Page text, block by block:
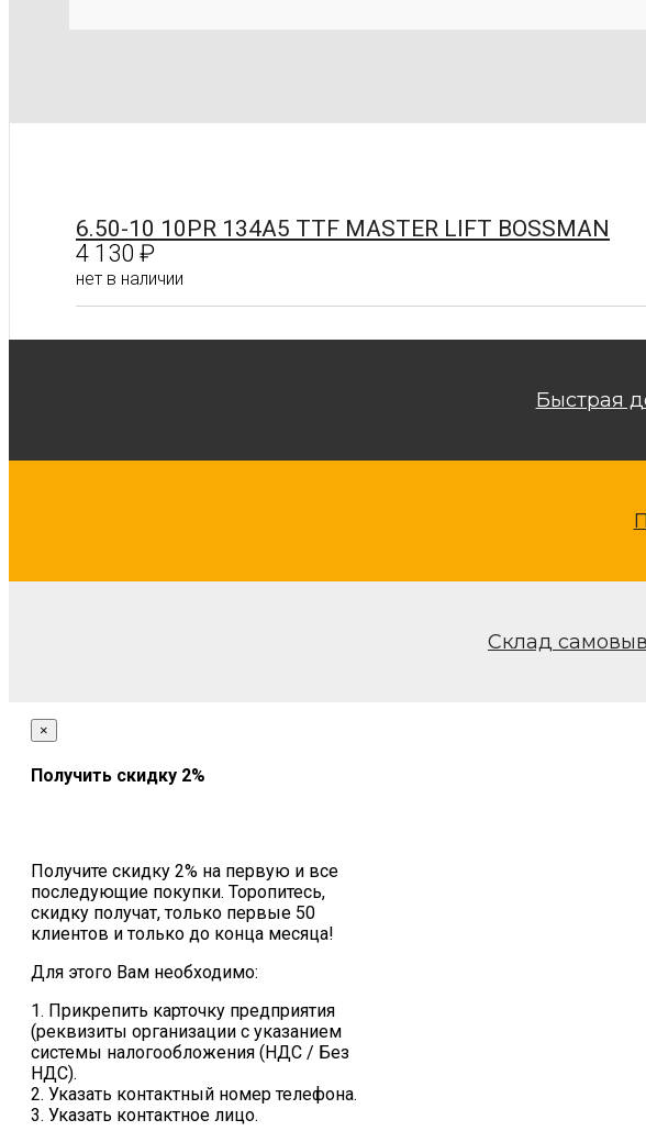
6.50-10 10PR 134A5 TTF MASTER LIFT BOSSMAN
4 130 ₽
нет в наличии
Быстрая
Склад
×
Получить скидку 2%
Получите скидку 2% на первую и все
последующие покупки. Торопитесь,
скидку получат, только первые 50
клиентов и только до конца месяца!
Для этого Вам необходимо:
1. Прикрепить карточку предприятия
(реквизиты организации с указанием
системы налогообложения (НДС / Без
НДС).
2. Указать контактный номер телефона.
3. Указать контактное лицо.